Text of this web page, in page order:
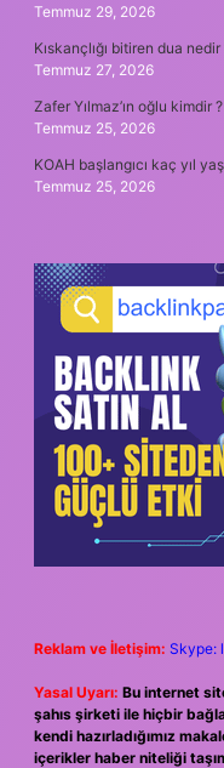
Temmuz 29, 2026
Kıskançlığı bitiren dua nedir
Temmuz 27, 2026
Zafer Yılmaz’ın oğlu kimdir ?
Temmuz 25, 2026
KOAH başlangıcı kaç yıl
Temmuz 25, 2026
Reklam ve İletişim: Skype:
Yasal Uyarı: Bu internet
şahıs şirketi ile hiçbir
kendi hazırladığımız
içerikler haber niteliği